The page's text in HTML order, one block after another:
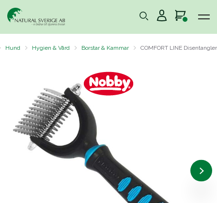
Hund Hygien & Vård Borstar & Kammar COMFORT LINE Disentangler